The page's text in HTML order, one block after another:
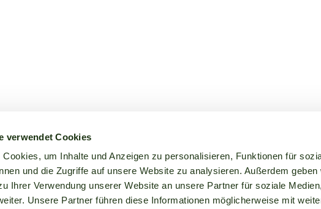
verwendet Cookies
Cookies, um Inhalte und Anzeigen zu personalisieren, Funktionen für
und die Zugriffe auf unsere Website zu analysieren. Außerdem geben
Ihrer Verwendung unserer Website an unsere Partner für soziale
Unsere Partner führen diese Informationen möglicherweise mit